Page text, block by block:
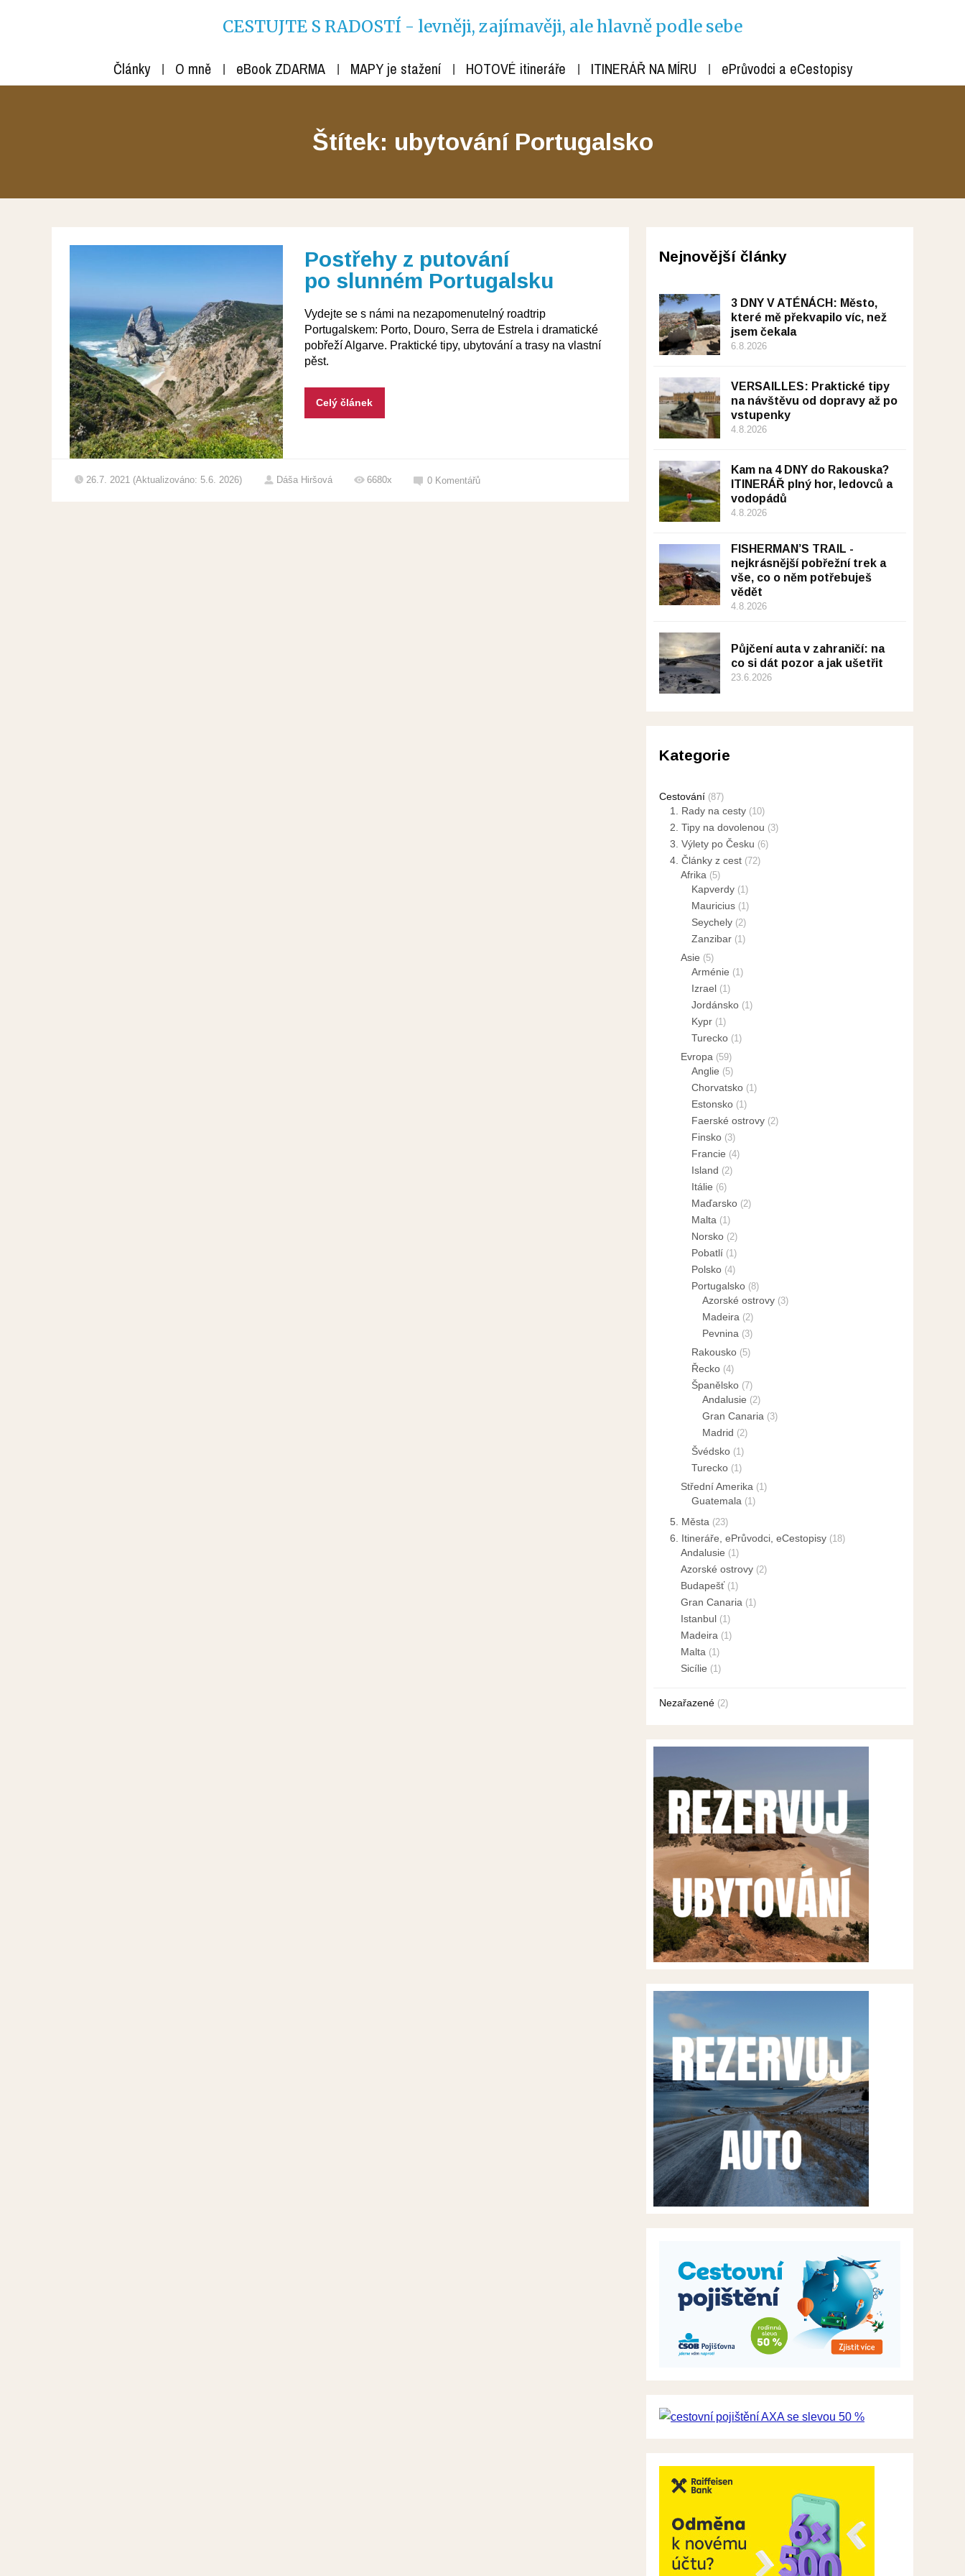
CESTUJTE S RADOSTÍ - levněji, zajímavěji, ale hlavně podle sebe
Články O mně eBook ZDARMA MAPY je stažení HOTOVÉ itineráře ITINERÁŘ NA MÍRU ePrůvodci a eCestopisy
Štítek: ubytování Portugalsko
Postřehy z putování
po slunném Portugalsku
Vydejte se s námi na nezapomenutelný roadtrip
Portugalskem: Porto, Douro, Serra de Estrela i dramatické
pobřeží Algarve. Praktické tipy, ubytování a trasy na vlastní
pěst.
Celý článek
26.7. 2021 (Aktualizováno: 5.6. 2026) Dáša Hiršová 6680x 0 Komentářů
Nejnovější články
3 DNY V ATÉNÁCH: Město,
které mě překvapilo víc, než
jsem čekala
6.8.2026
VERSAILLES: Praktické tipy
na návštěvu od dopravy až po
vstupenky
4.8.2026
Kam na 4 DNY do Rakouska?
ITINERÁŘ plný hor, ledovců a
vodopádů
4.8.2026
FISHERMAN’S TRAIL -
nejkrásnější pobřežní trek a
vše, co o něm potřebuješ
vědět
4.8.2026
Půjčení auta v zahraničí: na
co si dát pozor a jak ušetřit
23.6.2026
Kategorie
Cestování (87)
1. Rady na cesty (10)
2. Tipy na dovolenou (3)
3. Výlety po Česku (6)
4. Články z cest (72)
Afrika (5)
Kapverdy (1)
Mauricius (1)
Seychely (2)
Zanzibar (1)
Asie (5)
Arménie (1)
Izrael (1)
Jordánsko (1)
Kypr (1)
Turecko (1)
Evropa (59)
Anglie (5)
Chorvatsko (1)
Estonsko (1)
Faerské ostrovy (2)
Finsko (3)
Francie (4)
Island (2)
Itálie (6)
Maďarsko (2)
Malta (1)
Norsko (2)
Pobatlí (1)
Polsko (4)
Portugalsko (8)
Azorské ostrovy (3)
Madeira (2)
Pevnina (3)
Rakousko (5)
Řecko (4)
Španělsko (7)
Andalusie (2)
Gran Canaria (3)
Madrid (2)
Švédsko (1)
Turecko (1)
Střední Amerika (1)
Guatemala (1)
5. Města (23)
6. Itineráře, ePrůvodci, eCestopisy (18)
Andalusie (1)
Azorské ostrovy (2)
Budapešť (1)
Gran Canaria (1)
Istanbul (1)
Madeira (1)
Malta (1)
Sicílie (1)
Nezařazené (2)